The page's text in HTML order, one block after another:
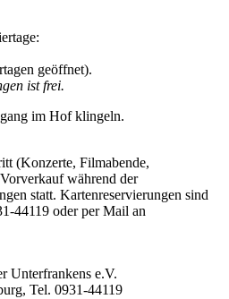
geöffnet).
ist frei.
im Hof klingeln.
(Konzerte, Filmabende,
während der
statt. Kartenreservierungen sind
44119 oder per Mail an
Unterfrankens e.V.
Tel. 0931-44119